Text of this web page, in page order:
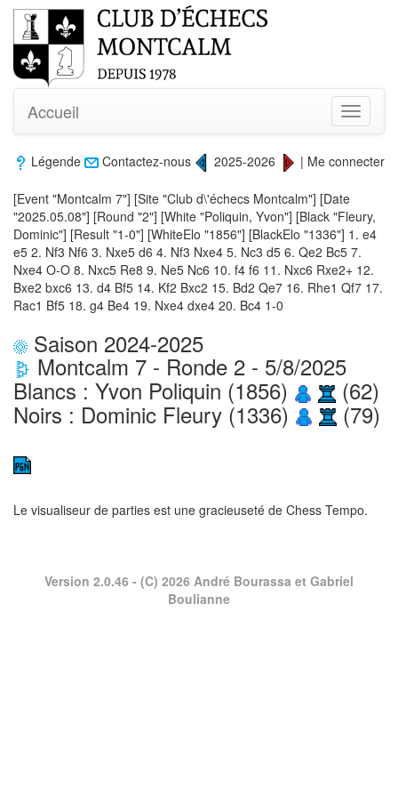
Toggle
Accueil
Légende Contactez-nous 2025-2026 | Me connecter
[Event "Montcalm 7"] [Site "Club d\'échecs Montcalm"] [Date
"2025.05.08"] [Round "2"] [White "Poliquin, Yvon"] [Black "Fleury,
Dominic"] [Result "1-0"] [WhiteElo "1856"] [BlackElo "1336"] 1. e4
e5 2. Nf3 Nf6 3. Nxe5 d6 4. Nf3 Nxe4 5. Nc3 d5 6. Qe2 Bc5 7.
Nxe4 O-O 8. Nxc5 Re8 9. Ne5 Nc6 10. f4 f6 11. Nxc6 Rxe2+ 12.
Bxe2 bxc6 13. d4 Bf5 14. Kf2 Bxc2 15. Bd2 Qe7 16. Rhe1 Qf7 17.
Rac1 Bf5 18. g4 Be4 19. Nxe4 dxe4 20. Bc4 1-0
Saison 2024-2025
Montcalm 7 - Ronde 2 - 5/8/2025
Blancs : Yvon Poliquin (1856) (62)
Noirs : Dominic Fleury (1336) (79)
Le visualiseur de parties est une gracieuseté de Chess Tempo.
Version 2.0.46 - (C) 2026 André Bourassa et Gabriel
Boulianne